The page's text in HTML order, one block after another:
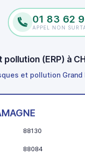
01 83 62
APPEL NON
(ERP) à
et pollution Grand
88130
88084